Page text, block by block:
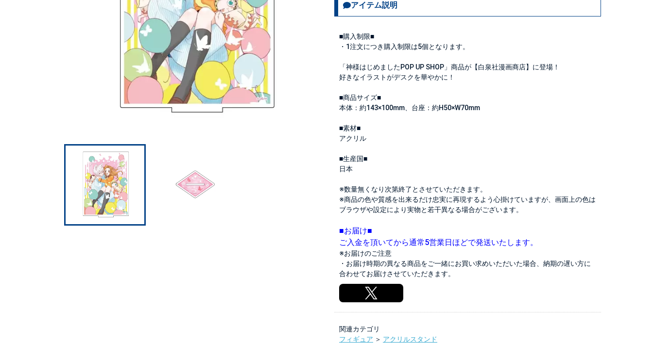
アイテム説明
■購入制限■
・1注文につき購入制限は5個となります。
「神様はじめましたPOP UP SHOP」商品が【白泉社漫画商店】に登場！
好きなイラストがデスクを華やかに！
■商品サイズ■
本体：約143×100mm、台座：約H50×W70mm
■素材■
アクリル
■生産国■
日本
※数量無くなり次第終了とさせていただきます。
※商品の色や質感を出来るだけ忠実に再現するよう心掛けていますが、画面上の色は
ブラウザや設定により実物と若干異なる場合がございます。
■お届け■
ご入金を頂いてから通常5営業日ほどで発送いたします。
※お届けのご注意
・お届け時期の異なる商品をご一緒にお買い求めいただいた場合、納期の遅い方に
合わせてお届けさせていただきます。
関連カテゴリ
フィギュア ＞ アクリルスタンド